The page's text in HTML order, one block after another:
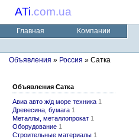
ATi.com.ua
Главная Компании
Объявления » Россия » Сатка
Объявления Сатка
Авиа авто ж/д море техника 1
Древесина, бумага 1
Металлы, металлопрокат 1
Оборудование 1
Строительные материалы 1